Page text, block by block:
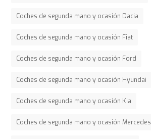
Coches de segunda mano y ocasión Dacia
Coches de segunda mano y ocasión Fiat
Coches de segunda mano y ocasión Ford
Coches de segunda mano y ocasión Hyundai
Coches de segunda mano y ocasión Kia
Coches de segunda mano y ocasión Mercedes